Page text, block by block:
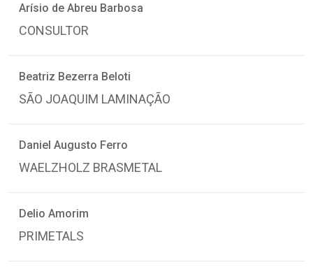
Arísio de Abreu Barbosa
CONSULTOR
Beatriz Bezerra Beloti
SÃO JOAQUIM LAMINAÇÃO
Daniel Augusto Ferro
WAELZHOLZ BRASMETAL
Delio Amorim
PRIMETALS